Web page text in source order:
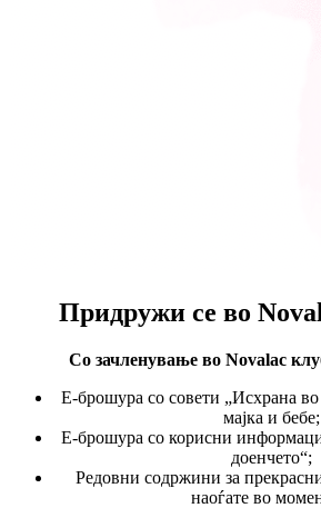
Придружи се во
Со зачленување во Novalac
E-брошура со совети „Исхрана во
мајка и бебе;
Е-брошура со корисни
доенчето“;
Редовни содржини за
наоѓате во